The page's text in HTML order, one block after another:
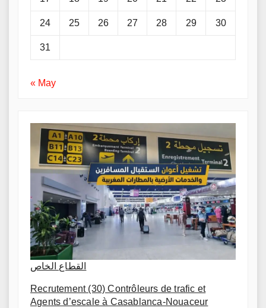
24 25 26 27 28 29 30
31
« May
القطاع الخاص
Recrutement (30) Contrôleurs de trafic et
Agents d’escale à Casablanca-Nouaceur